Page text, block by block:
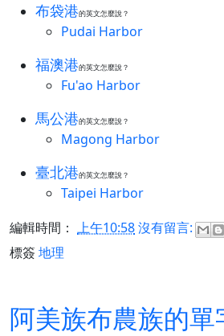
布袋港的英文怎麼說？
Pudai Harbor
福澳港的英文怎麼說？
Fu'ao Harbor
馬公港的英文怎麼說？
Magong Harbor
臺北港的英文怎麼說？
Taipei Harbor
編輯時間： 上午10:58沒有留言:
標簽 地理
阿美族布農族的單